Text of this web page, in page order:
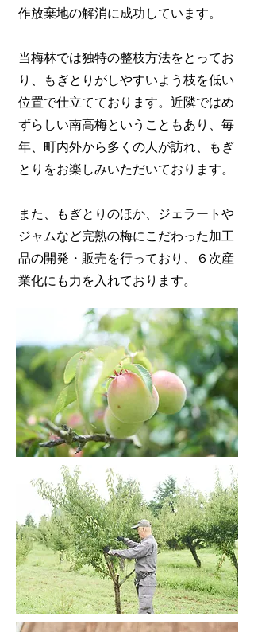
作放棄地の解消に成功しています。
当梅林では独特の整枝方法をとってお
り、もぎとりがしやすいよう枝を低い
位置で仕立てております。近隣ではめ
ずらしい南高梅ということもあり、毎
年、町内外から多くの人が訪れ、もぎ
とりをお楽しみいただいております。
また、もぎとりのほか、ジェラートや
ジャムなど完熟の梅にこだわった加工
品の開発・販売を行っており、６次産
業化にも力を入れております。